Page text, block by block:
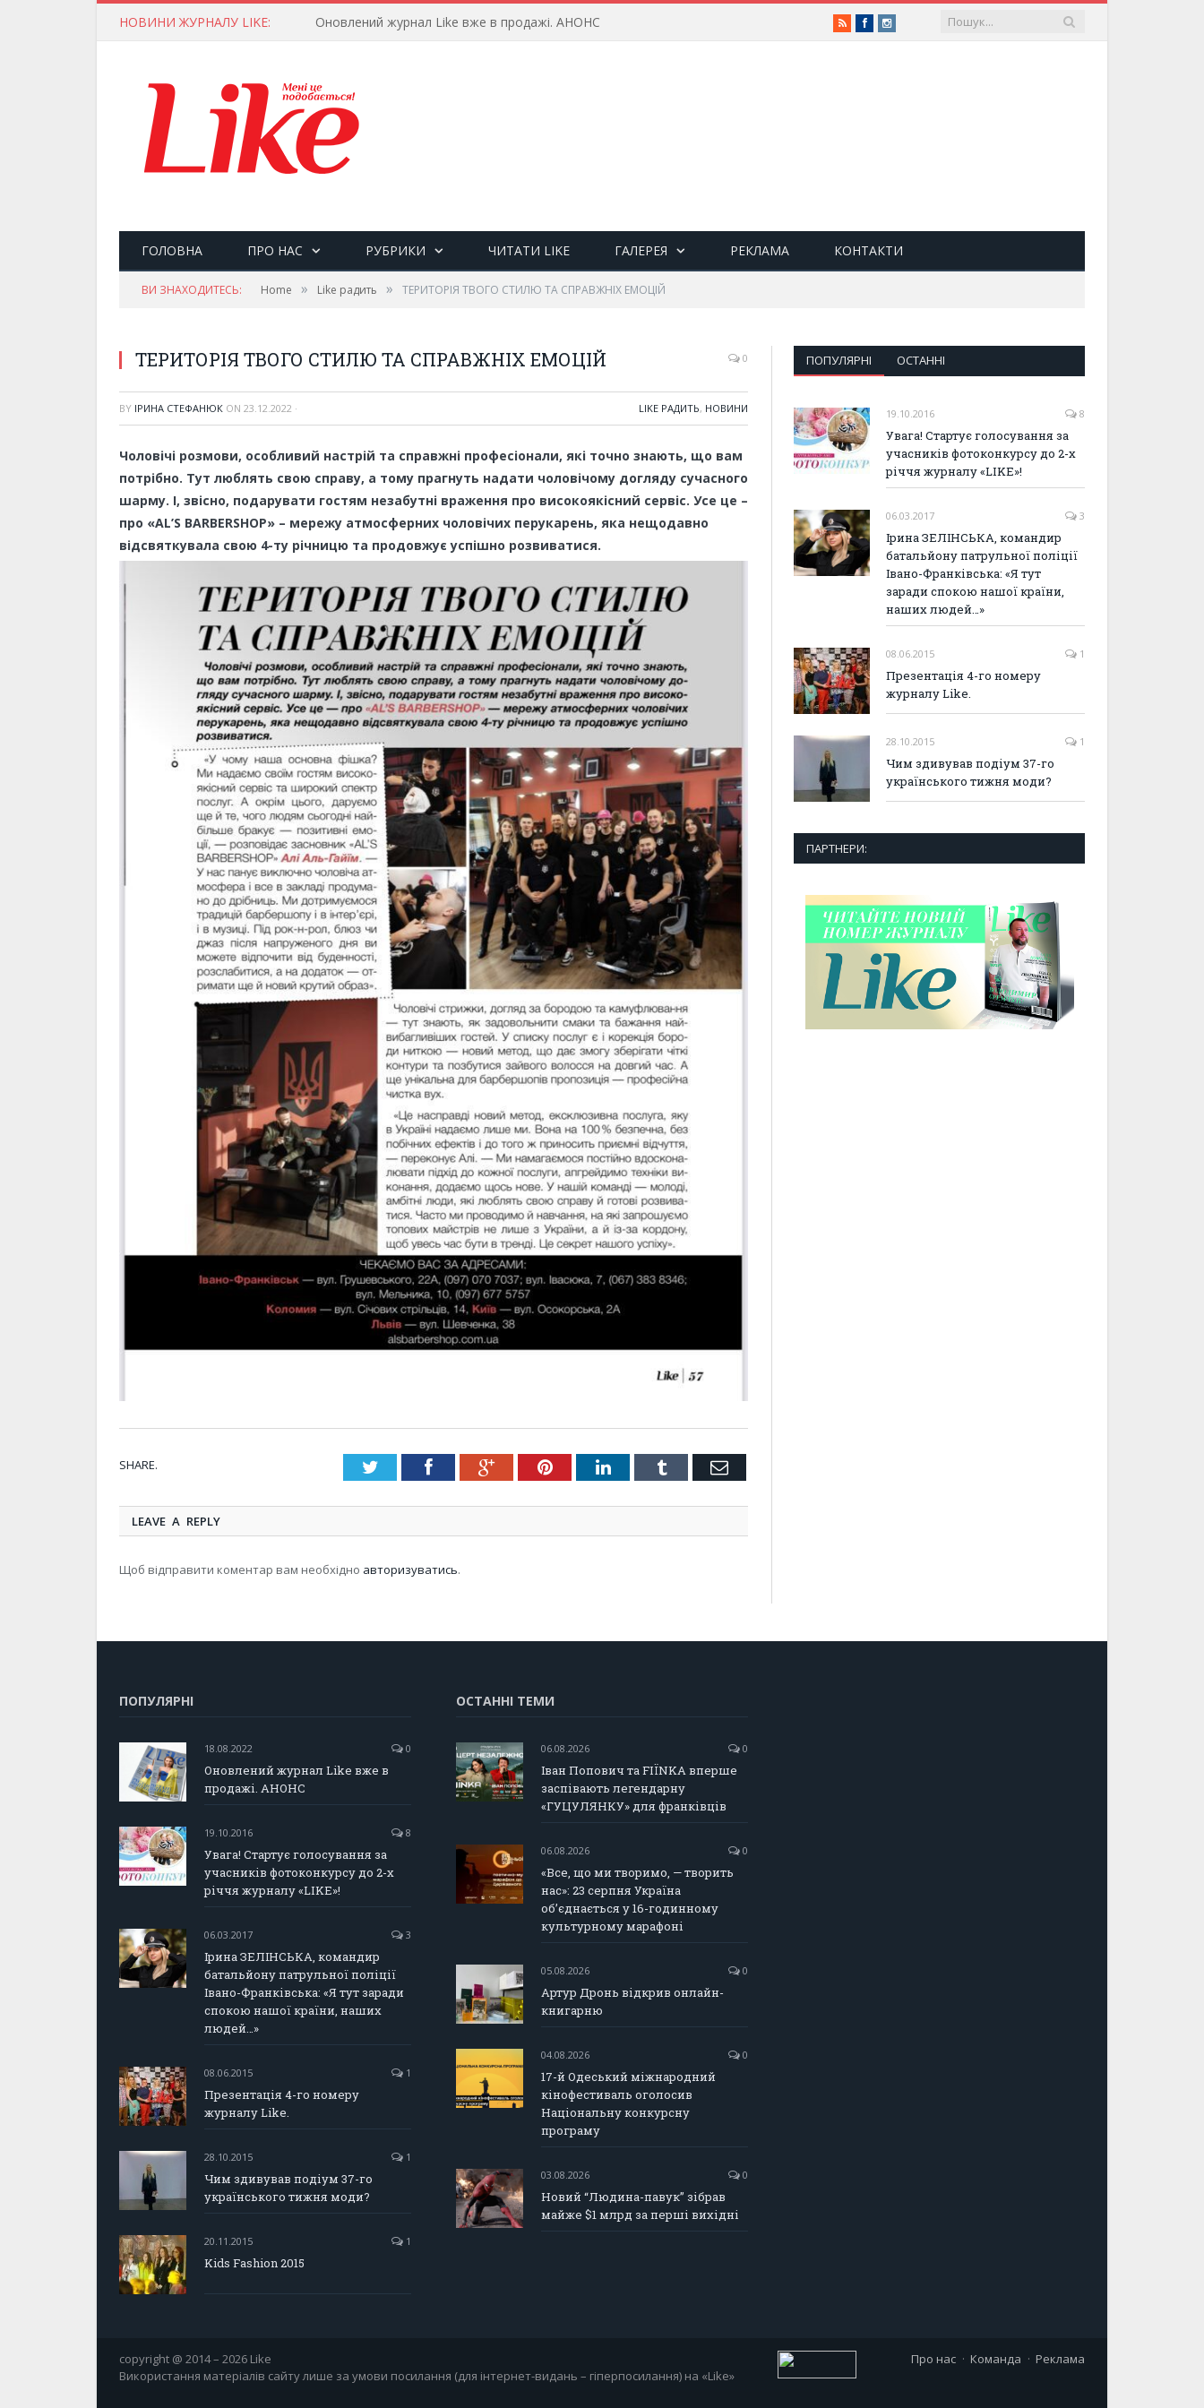
НОВИНИ ЖУРНАЛУ LIKE: Оновлений журнал Like вже в продажі. АНОНС RSSFacebookInstagram
ГОЛОВНА ПРО НАС РУБРИКИ ЧИТАТИ LIKE ГАЛЕРЕЯ РЕКЛАМА КОНТАКТИ
ВИ ЗНАХОДИТЕСЬ: Home » Like радить » ТЕРИТОРІЯ ТВОГО СТИЛЮ ТА СПРАВЖНІХ ЕМОЦІЙ
ТЕРИТОРІЯ ТВОГО СТИЛЮ ТА СПРАВЖНІХ ЕМОЦІЙ 0
BY ІРИНА СТЕФАНЮК ON 23.12.2022 · LIKE РАДИТЬ, НОВИНИ
Чоловічі розмови, особливий настрій та справжні професіонали, які точно знають, що вам
потрібно. Тут люблять свою справу, а тому прагнуть надати чоловічому догляду сучасного
шарму. І, звісно, подарувати гостям незабутні враження про високоякісний сервіс. Усе це –
про «AL’S BARBERSHOP» – мережу атмосферних чоловічих перукарень, яка нещодавно
відсвяткувала свою 4-ту річницю та продовжує успішно розвиватися.
SHARE. TwitterFacebookGoogle+PinterestLinkedInTumblr Email
LEAVE A REPLY
Щоб відправити коментар вам необхідно авторизуватись.
ПОПУЛЯРНІ ОСТАННІ
19.10.2016 8
Увага! Стартує голосування за
учасників фотоконкурсу до 2-х
річчя журналу «LIKE»!
06.03.2017 3
Ірина ЗЕЛІНСЬКА, командир
батальйону патрульної поліції
Івано-Франківська: «Я тут
заради спокою нашої країни,
наших людей…»
08.06.2015 1
Презентація 4-го номеру
журналу Like.
28.10.2015 1
Чим здивував подіум 37-го
українського тижня моди?
ПАРТНЕРИ:
ПОПУЛЯРНІ
18.08.2022 0
Оновлений журнал Like вже в
продажі. АНОНС
19.10.2016 8
Увага! Стартує голосування за
учасників фотоконкурсу до 2-х
річчя журналу «LIKE»!
06.03.2017 3
Ірина ЗЕЛІНСЬКА, командир
батальйону патрульної поліції
Івано-Франківська: «Я тут заради
спокою нашої країни, наших
людей…»
08.06.2015 1
Презентація 4-го номеру
журналу Like.
28.10.2015 1
Чим здивував подіум 37-го
українського тижня моди?
20.11.2015 1
Kids Fashion 2015
ОСТАННІ ТЕМИ
06.08.2026 0
Іван Попович та FIÏNKA вперше
заспівають легендарну
«ГУЦУЛЯНКУ» для франківців
06.08.2026 0
«Все, що ми творимо, — творить
нас»: 23 серпня Україна
об’єднається у 16-годинному
культурному марафоні
05.08.2026 0
Артур Дронь відкрив онлайн-
книгарню
04.08.2026 0
17-й Одеський міжнародний
кінофестиваль оголосив
Національну конкурсну
програму
03.08.2026 0
Новий “Людина-павук” зібрав
майже $1 млрд за перші вихідні
copyright @ 2014 – 2026 Like
Використання матеріалів сайту лише за умови посилання (для інтернет-видань – гіперпосилання) на «Like»
Про нас Команда Реклама